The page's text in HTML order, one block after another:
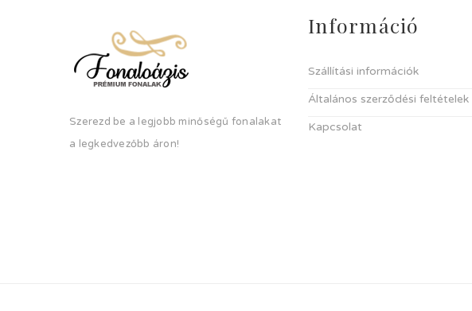
Szerezd be a legjobb minőségű fonalakat
a legkedvezőbb áron!
Információ
Szállítási információk
Általános szerződési feltételek
Kapcsolat